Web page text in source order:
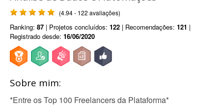
(4.94 - 122 avaliações)
Ranking: 87 | Projetos concluídos: 122 | Recomendações: 121 |
Registrado desde: 16/06/2020
Sobre mim:
*Entre os Top 100 Freelancers da Plataforma*